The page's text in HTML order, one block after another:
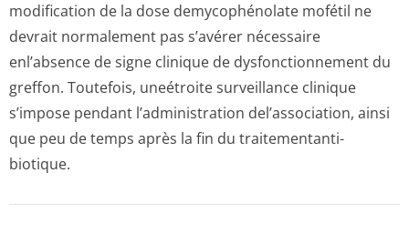
modification de la dose demycophénolate mofétil ne
devrait normalement pas s’avérer nécessaire
enl’absence de signe clinique de dysfonctionnement du
greffon. Toutefois, uneétroite surveillance clinique
s’impose pendant l’administration del’association, ainsi
que peu de temps après la fin du traitementanti­
biotique.